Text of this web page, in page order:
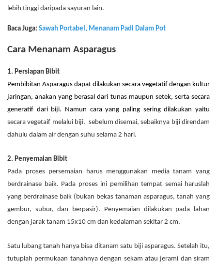
lebih tinggi daripada sayuran lain.
Baca Juga: Sawah Portabel, Menanam Padi Dalam Pot
Cara Menanam Asparagus
1. Persiapan Bibit
Pembibitan Asparagus dapat dilakukan secara vegetatif dengan kultur
jaringan, anakan yang berasal dari tunas maupun setek, serta secara
generatif dari biji. Namun cara yang paling sering dilakukan yaitu
secara vegetaif melalui biji. sebelum disemai, sebaiknya biji direndam
dahulu dalam air dengan suhu selama 2 hari.
2. Penyemaian Bibit
Pada proses persemaian harus menggunakan media tanam yang
berdrainase baik. Pada proses ini pemilihan tempat semai haruslah
yang berdrainase baik (bukan bekas tanaman asparagus, tanah yang
gembur, subur, dan berpasir). Penyemaian dilakukan pada lahan
dengan jarak tanam 15x10 cm dan kedalaman sekitar 2 cm.
Satu lubang tanah hanya bisa ditanam satu biji asparagus. Setelah itu,
tutuplah permukaan tanahnya dengan sekam atau jerami dan siram